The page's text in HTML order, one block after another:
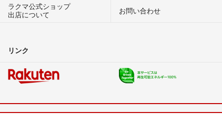
ラクマ公式ショップ
出店について
お問い合わせ
リンク